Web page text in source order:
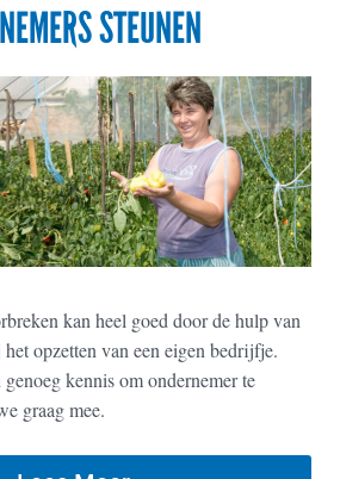
STEUNEN
kan heel goed door de hulp van
opzetten van een eigen bedrijfje.
kennis om ondernemer te
graag mee.